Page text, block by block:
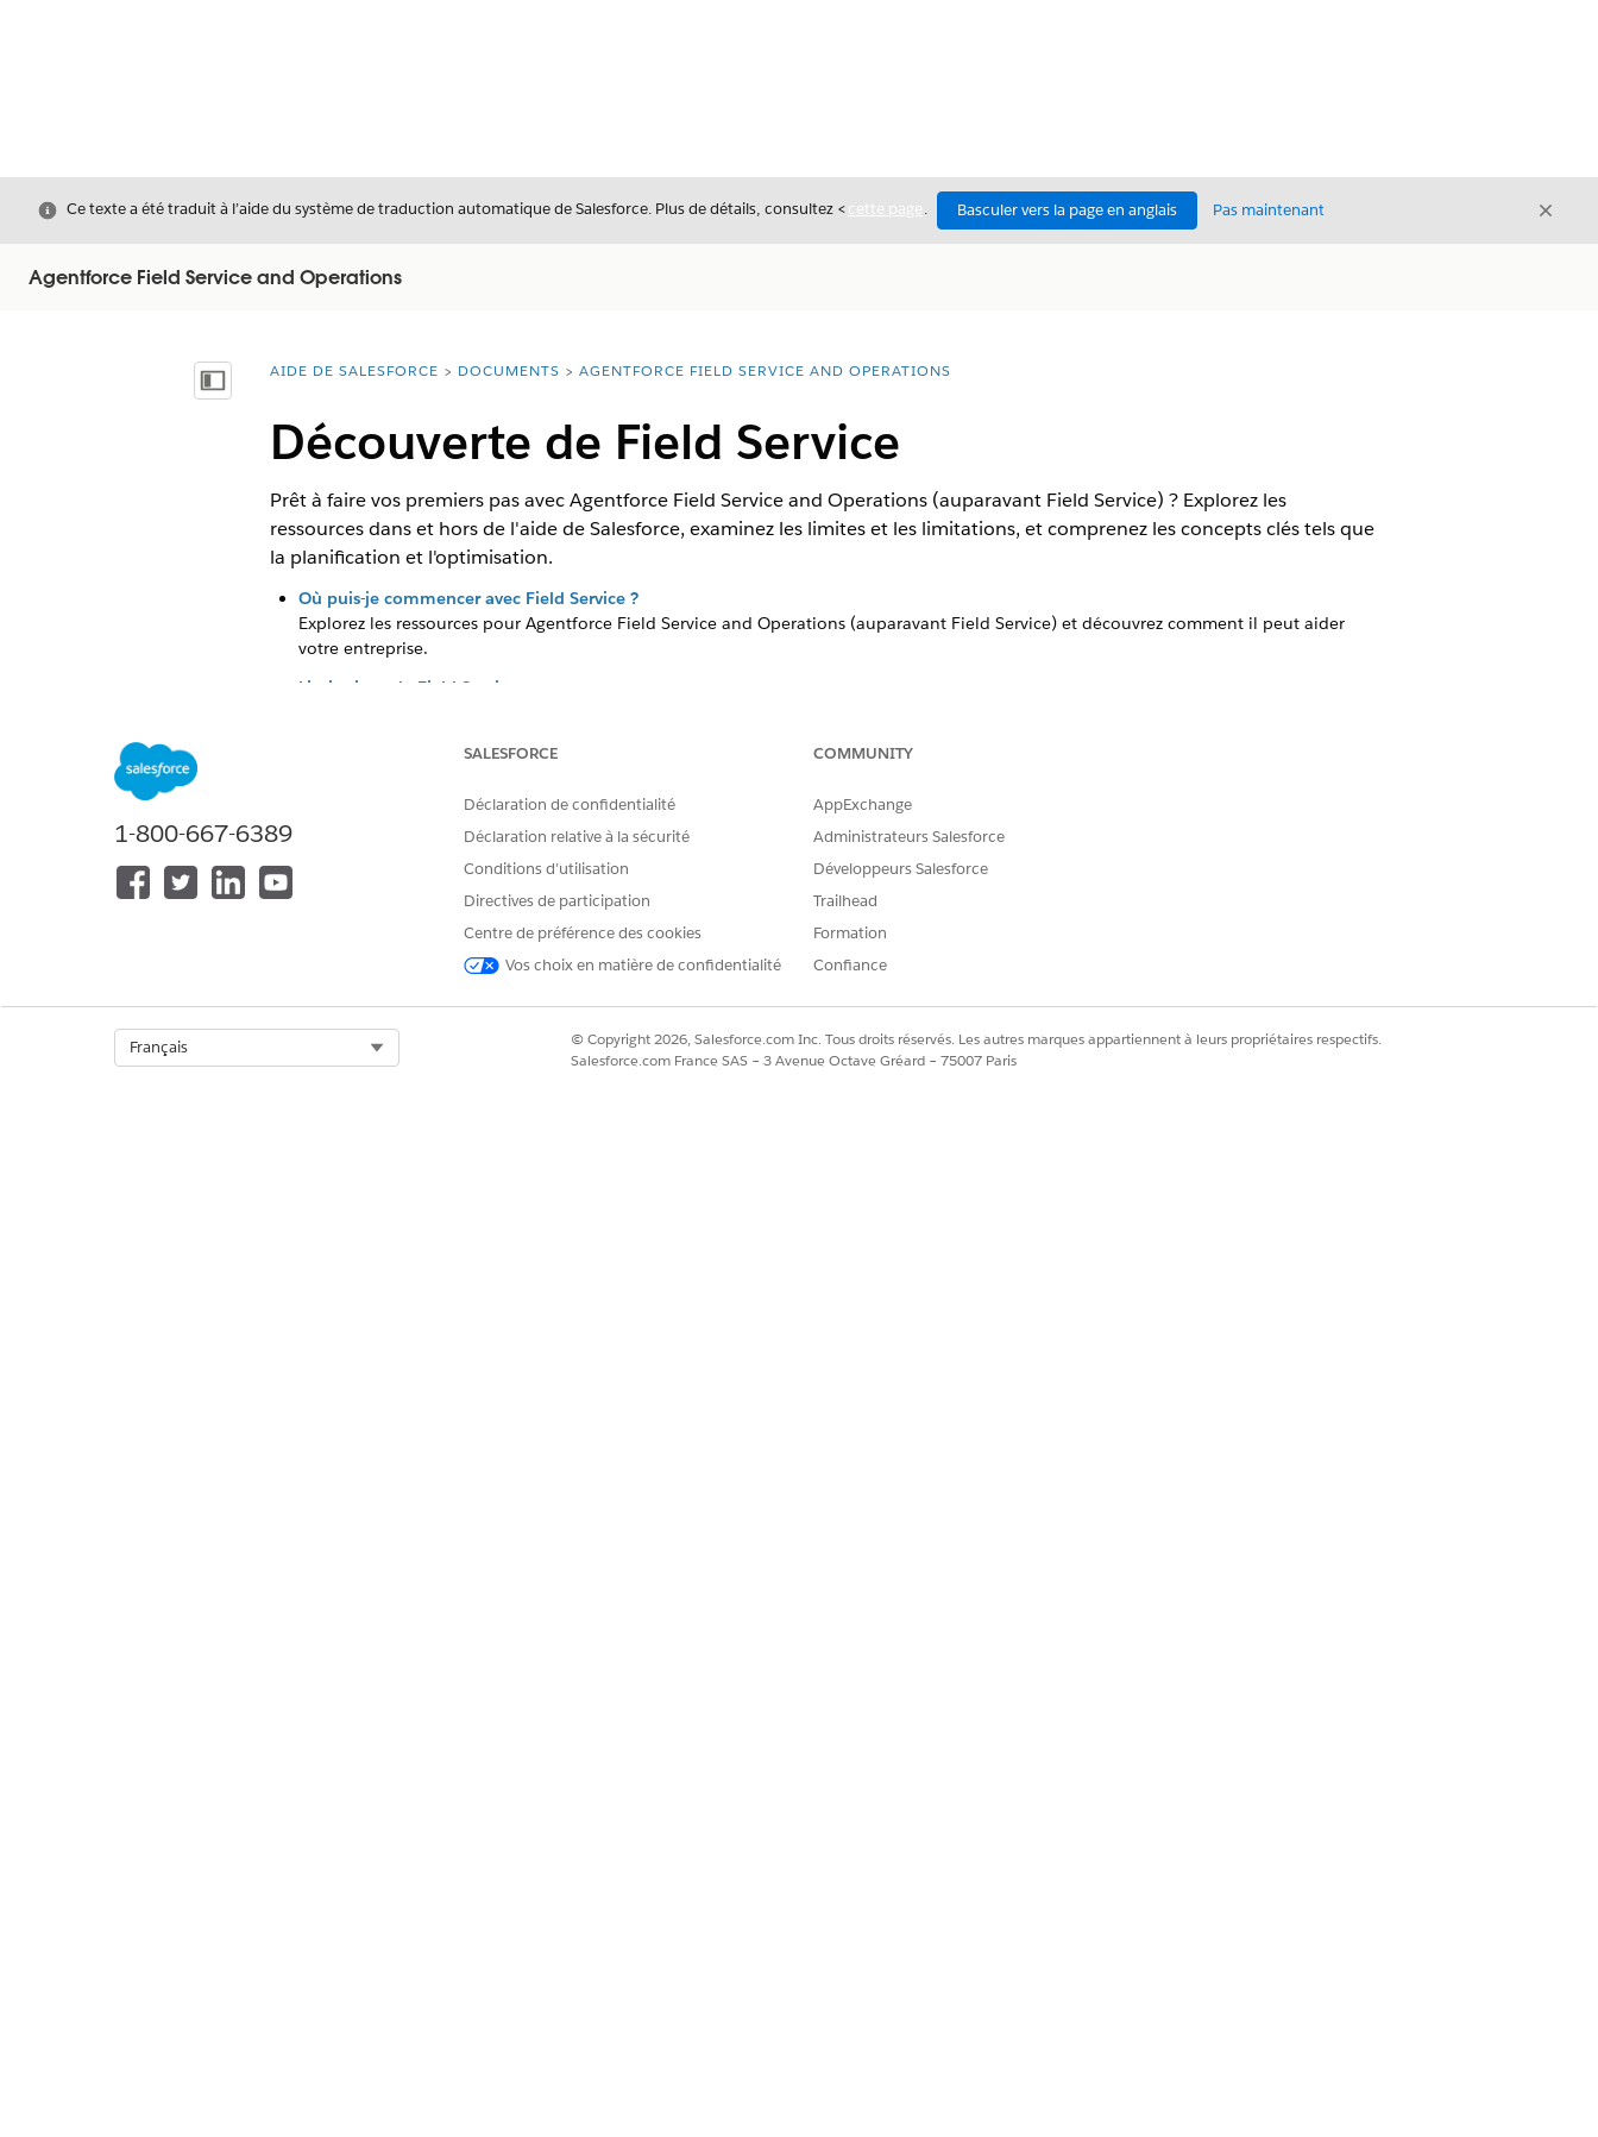
Fermer
Ce texte a été traduit à l’aide du système de traduction automatique de Salesforce. Plus de détails, consultez <cette page . Basculer vers la page en anglais Pas maintenant Fermer
Agentforce Field Service and Operations
Afficher la table des matières
Vous êtes ici :
AIDE DE SALESFORCE DOCUMENTS AGENTFORCE FIELD SERVICE AND OPERATIONS
Découverte de Field Service
Prêt à faire vos premiers pas avec Agentforce Field Service and Operations (auparavant Field Service) ? Explorez les
ressources dans et hors de l'aide de Salesforce, examinez les limites et les limitations, et comprenez les concepts clés tels que
la planification et l'optimisation.
Où puis-je commencer avec Field Service ?
Explorez les ressources pour Agentforce Field Service and Operations (auparavant Field Service) et découvrez comment il peut aider
votre entreprise.
Limitations de Field Service
Concepts clés et Glossaire de Field Service
Mises à jour de Field Service Desktop
Restez informé des versions pour Agentforce Field Service and Operations (auparavant Field Service). Cet article présente des
informations sur la cadence de publication des versions majeures, correctives et quotidiennes (également appelées versions d'urgence)
pour les fonctionnalités principales et gérées du package.
CET ARTICLE A-T-IL RÉSOLU VOTRE PROBLÈME ?
Dites-nous ce que nous pouvons améliorer !
1-800-667-6389
SALESFORCE
Déclaration de confidentialité
Déclaration relative à la sécurité
Conditions d’utilisation
Directives de participation
Centre de préférence des cookies
Vos choix en matière de confidentialité
COMMUNITY
AppExchange
Administrateurs Salesforce
Développeurs Salesforce
Trailhead
Formation
Confiance
Français
© Copyright 2026, Salesforce.com Inc. Tous droits réservés. Les autres marques appartiennent à leurs propriétaires respectifs.
Salesforce.com France SAS – 3 Avenue Octave Gréard – 75007 Paris